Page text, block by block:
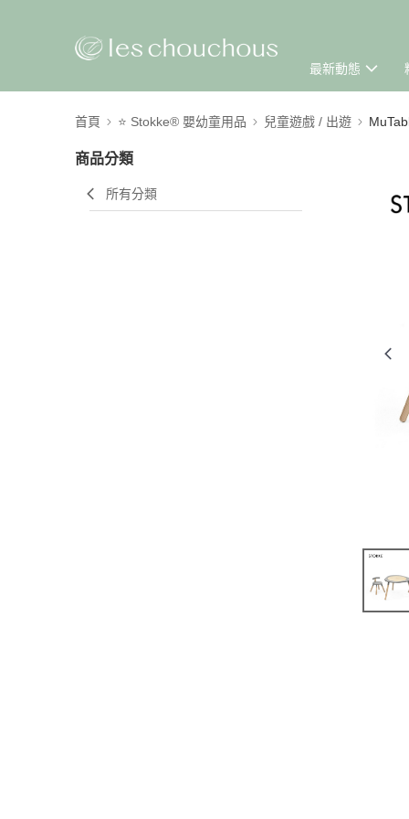
最新動態
首頁 ⭐ Stokke® 嬰幼童用品 兒童遊戲 / 出遊
商品分類
所有分類